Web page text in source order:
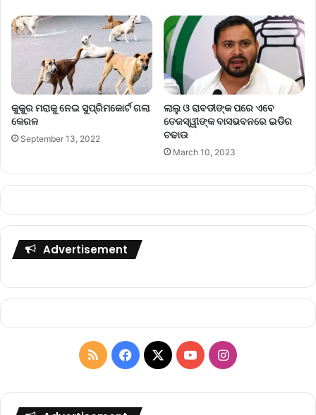
କୁକୁର ମରାକୁ ନେଇ ସୁପ୍ରିମକୋର୍ଟ ଗଲା
କେରଳ
September 13, 2022
ଲାଲୁ ଓ ରାବଡୀଙ୍କ ପରେ ଏବେ
ତେଜସ୍ୱୀଙ୍କ ବାସଭବନରେ ଇଡିର
ଚଢାଉ
March 10, 2023
Advertisement
R
S
F
c
X
Y
I